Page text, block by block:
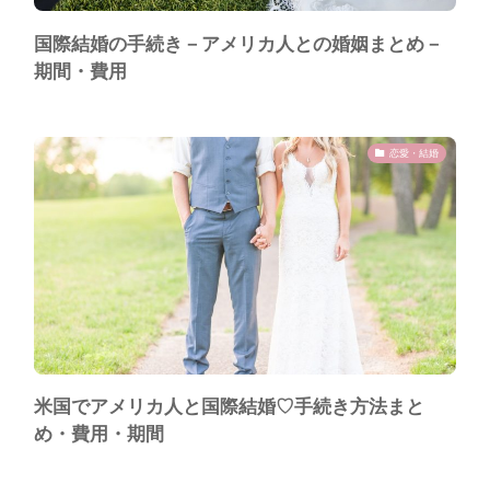
国際結婚の手続き－アメリカ人との婚姻まとめ－
期間・費用
恋愛・結婚
米国でアメリカ人と国際結婚♡手続き方法まと
め・費用・期間